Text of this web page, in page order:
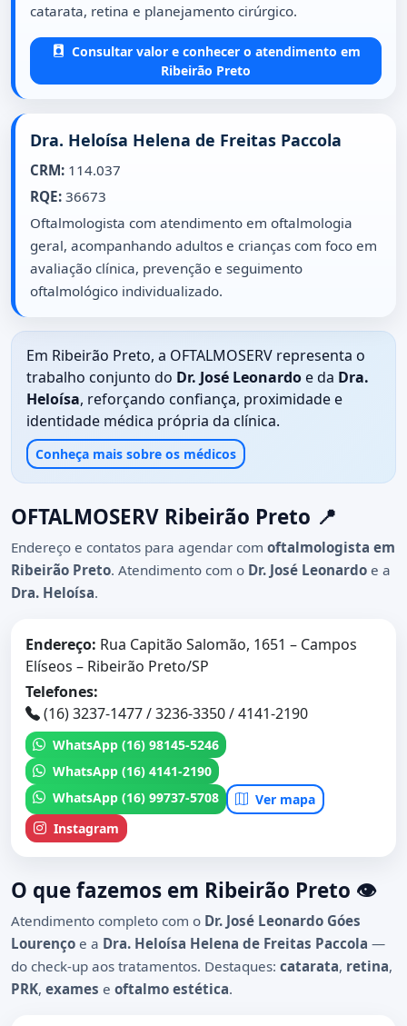
catarata, retina e planejamento cirúrgico.
Consultar valor e conhecer o atendimento em
Ribeirão Preto
Dra. Heloísa Helena de Freitas Paccola
CRM: 114.037
RQE: 36673
Oftalmologista com atendimento em oftalmologia
geral, acompanhando adultos e crianças com foco em
avaliação clínica, prevenção e seguimento
oftalmológico individualizado.
Em Ribeirão Preto, a OFTALMOSERV representa o
trabalho conjunto do Dr. José Leonardo e da Dra.
Heloísa, reforçando confiança, proximidade e
identidade médica própria da clínica.
Conheça mais sobre os médicos
OFTALMOSERV Ribeirão Preto 📍
Endereço e contatos para agendar com oftalmologista em
Ribeirão Preto. Atendimento com o Dr. José Leonardo e a
Dra. Heloísa.
Endereço: Rua Capitão Salomão, 1651 – Campos
Elíseos – Ribeirão Preto/SP
Telefones:
(16) 3237-1477 / 3236-3350 / 4141-2190
WhatsApp (16) 98145-5246
WhatsApp (16) 4141-2190
WhatsApp (16) 99737-5708
Ver mapa
Instagram
O que fazemos em Ribeirão Preto 👁️
Atendimento completo com o Dr. José Leonardo Góes
Lourenço e a Dra. Heloísa Helena de Freitas Paccola —
do check-up aos tratamentos. Destaques: catarata, retina,
PRK, exames e oftalmo estética.